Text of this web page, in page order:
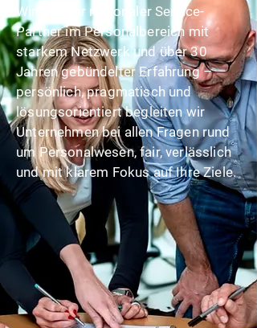
Wir sind Ihr regionaler Service-
Partner im Personalbereich mit
starkem Netzwerk und über 30
Jahren gebündelter Erfahrung –
persönlich, pragmatisch und
lösungsorientiert begleiten wir
Unternehmen bei allen Fragen rund
um Personalwesen, fair, verlässlich
und mit klarem Fokus auf Ihre Ziele.